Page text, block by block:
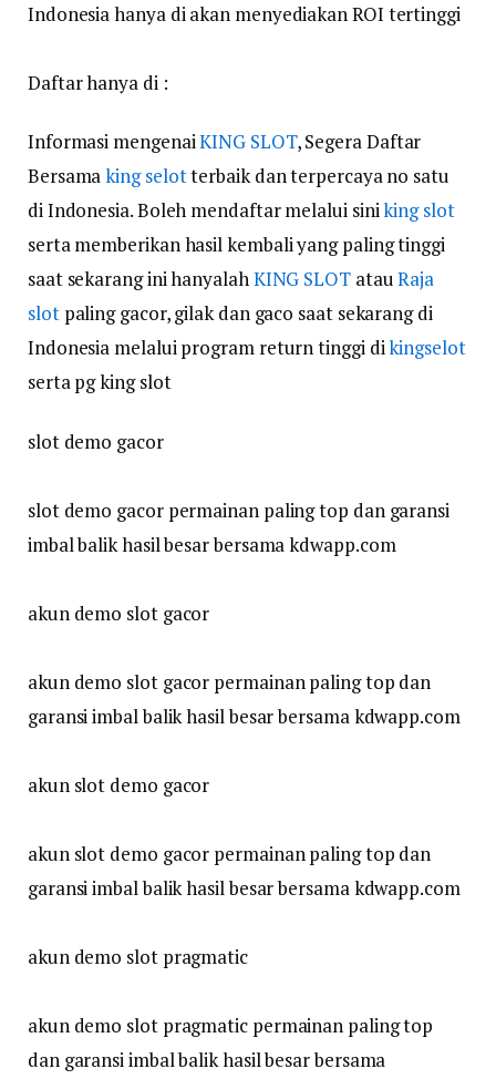
Indonesia hanya di akan menyediakan ROI tertinggi
Daftar hanya di :
Informasi mengenaiKING SLOT, Segera Daftar
Bersamaking selotterbaik dan terpercaya no satu
di Indonesia. Boleh mendaftar melalui siniking slot
serta memberikan hasil kembali yang paling tinggi
saat sekarang ini hanyalahKING SLOTatauRaja
slotpaling gacor, gilak dan gaco saat sekarang di
Indonesia melalui program return tinggi dikingselot
serta pg king slot
slot demo gacor
slot demo gacor permainan paling top dan garansi
imbal balik hasil besar bersama kdwapp.com
akun demo slot gacor
akun demo slot gacor permainan paling top dan
garansi imbal balik hasil besar bersama kdwapp.com
akun slot demo gacor
akun slot demo gacor permainan paling top dan
garansi imbal balik hasil besar bersama kdwapp.com
akun demo slot pragmatic
akun demo slot pragmatic permainan paling top
dan garansi imbal balik hasil besar bersama